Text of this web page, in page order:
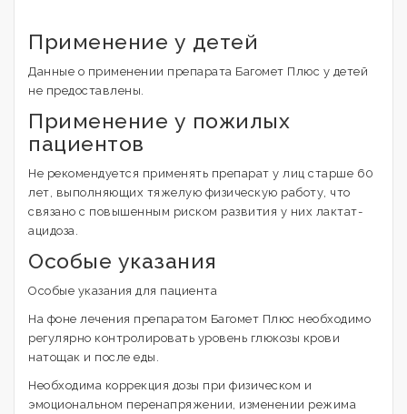
Применение у детей
Данные о применении препарата Багомет Плюс у детей
не предоставлены.
Применение у пожилых
пациентов
Не рекомендуется применять препарат у лиц старше 60
лет, выполняющих тяжелую физическую работу, что
связано с повышенным риском развития у них лактат-
ацидоза.
Особые указания
Особые указания для пациента
На фоне лечения препаратом Багомет Плюс необходимо
регулярно контролировать уровень глюкозы крови
натощак и после еды.
Необходима коррекция дозы при физическом и
эмоциональном перенапряжении, изменении режима